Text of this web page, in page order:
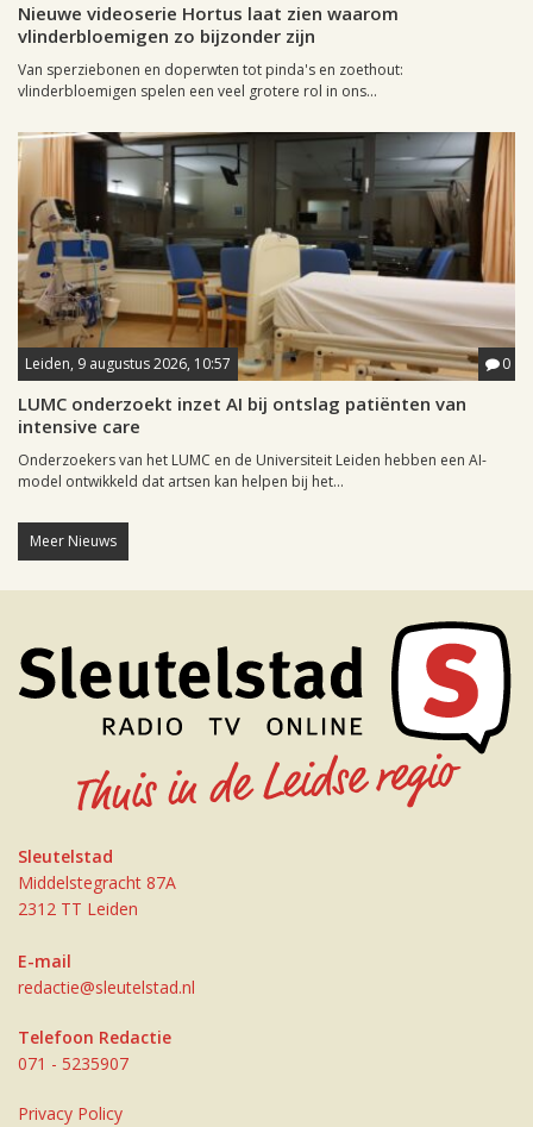
Nieuwe videoserie Hortus laat zien waarom
vlinderbloemigen zo bijzonder zijn
Van sperziebonen en doperwten tot pinda's en zoethout:
vlinderbloemigen spelen een veel grotere rol in ons...
Leiden, 9 augustus 2026, 10:57 0
LUMC onderzoekt inzet AI bij ontslag patiënten van
intensive care
Onderzoekers van het LUMC en de Universiteit Leiden hebben een AI-
model ontwikkeld dat artsen kan helpen bij het...
Meer Nieuws
Sleutelstad
Middelstegracht 87A
2312 TT Leiden
E-mail
redactie@sleutelstad.nl
Telefoon Redactie
071 - 5235907
Privacy Policy